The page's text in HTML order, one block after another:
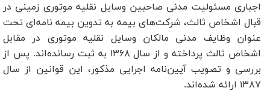
اجباری مسئولیت مدنی صاحبین وسایل نقلیه موتوری زمینی در
قبال اشخاص ثالث، شرکت‌های بیمه به تدوین بیمه‌ نامه‌ای تحت
عنوان وظایف مدنی مالکان وسایل نقلیه موتوری در مقابل
اشخاص ثالث پرداخته و از سال ۱۳۶۸ به ثبت رسانده‌اند. پس از
بررسی و تصویب آیین‌نامه اجرایی مذکور، این قوانین از سال
۱۳۸۷ ارائه شده‌اند.